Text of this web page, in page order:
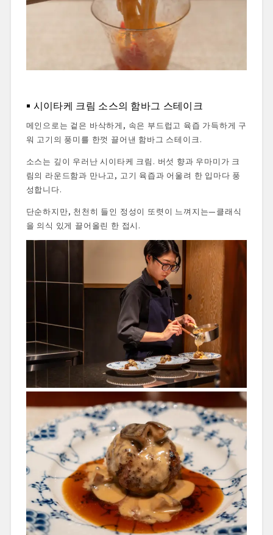
시이타케 크림 소스의 함바그 스테이크
메인으로는 겉은 바삭하게, 속은 부드럽고 육즙 가득하게 구
워 고기의 풍미를 한껏 끌어낸 함바그 스테이크.
소스는 깊이 우러난 시이타케 크림. 버섯 향과 우마미가 크
림의 라운드함과 만나고, 고기 육즙과 어울려 한 입마다 풍
성합니다.
단순하지만, 천천히 들인 정성이 또렷이 느껴지는—클래식
을 의식 있게 끌어올린 한 접시.